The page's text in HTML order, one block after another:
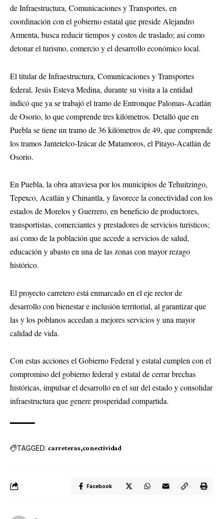
de Infraestructura, Comunicaciones y Transportes, en
coordinación con el gobierno estatal que preside Alejandro
Armenta, busca reducir tiempos y costos de traslado; así como
detonar el turismo, comercio y el desarrollo económico local.
El titular de Infraestructura, Comunicaciones y Transportes
federal, Jesús Esteva Medina, durante su visita a la entidad
indicó que ya se trabajó el tramo de Entronque Palomas-Acatlán
de Osorio, lo que comprende tres kilómetros. Detalló que en
Puebla se tiene un tramo de 36 kilómetros de 49, que comprende
los tramos Jantetelco-Izúcar de Matamoros, el Pitayo-Acatlán de
Osorio.
En Puebla, la obra atraviesa por los municipios de Tehuitzingo,
Tepexco, Acatlán y Chinantla, y favorece la conectividad con los
estados de Morelos y Guerrero, en beneficio de productores,
transportistas, comerciantes y prestadores de servicios turísticos;
así como de la población que accede a servicios de salud,
educación y abasto en una de las zonas con mayor rezago
histórico.
El proyecto carretero está enmarcado en el eje rector de
desarrollo con bienestar e inclusión territorial, al garantizar que
las y los poblanos accedan a mejores servicios y una mayor
calidad de vida.
Con estas acciones el Gobierno Federal y estatal cumplen con el
compromiso del gobierno federal y estatal de cerrar brechas
históricas, impulsar el desarrollo en el sur del estado y consolidar
infraestructura que genere prosperidad compartida.
TAGGED: carreteras conectividad
Facebook